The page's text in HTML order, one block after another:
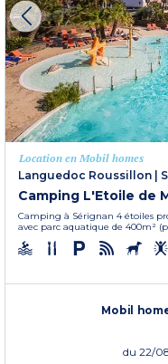
Location en Mobil homes
Languedoc Roussillon
Camping L'Etoile de
Camping à Sérignan 4 étoiles
avec parc aquatique de 400m²
Mobil
du 22/